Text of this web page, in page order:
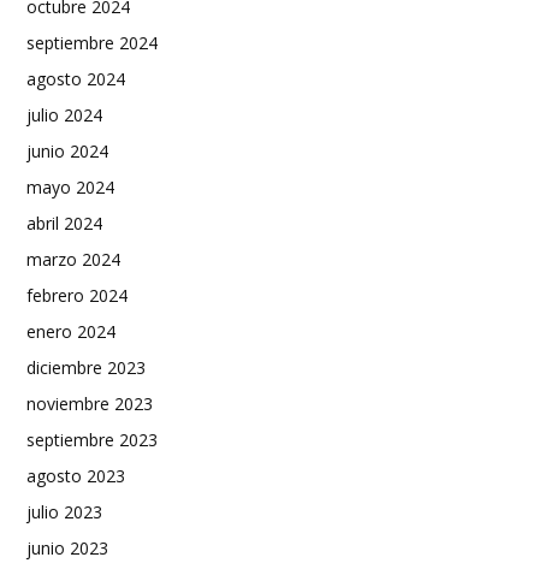
octubre 2024
septiembre 2024
agosto 2024
julio 2024
junio 2024
mayo 2024
abril 2024
marzo 2024
febrero 2024
enero 2024
diciembre 2023
noviembre 2023
septiembre 2023
agosto 2023
julio 2023
junio 2023